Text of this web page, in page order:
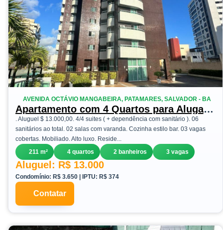
AVENIDA OCTÁVIO MANGABEIRA, PATAMARES, SALVADOR - BA
Apartamento com 4 Quartos para Alugar,
211 m² em Patamares - Salvador
. Aluguel $ 13.000,00. 4/4 suites ( + dependência com sanitário ). 06
sanitários ao total. 02 salas com varanda. Cozinha estilo bar. 03 vagas
cobertas. Mobiliado. Alto luxo. Reside...
211 m²
4 quartos 2 banheiros 3 vagas
Aluguel: R$ 13.000
Condomínio: R$ 3.650 | IPTU: R$ 374
Contatar